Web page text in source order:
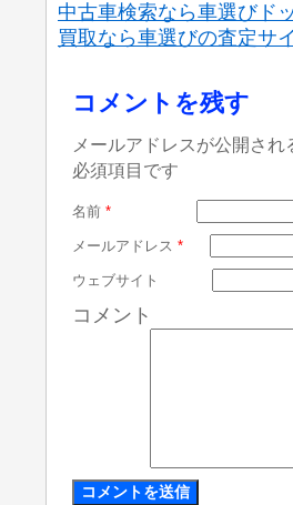
中古車検索なら車選びド
買取なら車選びの査定サ
コメントを残す
メールアドレスが公開さ
必須項目です
名前 *
メールアドレス *
ウェブサイト
コメント